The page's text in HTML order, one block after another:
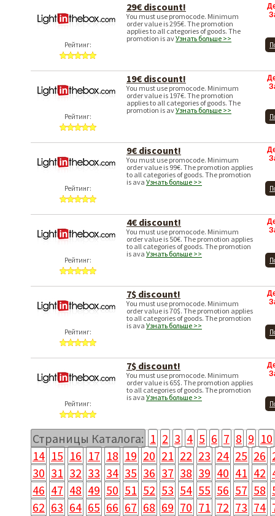
Рейтинг:
29€ discount!
You must use promocode. Minimum
order value is 295€. The promotion
applies to all categories of goods. The
promotion is avУзнать больше >>
Рейтинг:
19€ discount!
You must use promocode. Minimum
order value is 197€. The promotion
applies to all categories of goods. The
promotion is avУзнать больше >>
Рейтинг:
9€ discount!
You must use promocode. Minimum
order value is 99€. The promotion applies
to all categories of goods. The promotion
is ava Узнать больше >>
Рейтинг:
4€ discount!
You must use promocode. Minimum
order value is 50€. The promotion applies
to all categories of goods. The promotion
is ava Узнать больше >>
Рейтинг:
7$ discount!
You must use promocode. Minimum
order value is 70$. The promotion applies
to all categories of goods. The promotion
is ava Узнать больше >>
Рейтинг:
7$ discount!
You must use promocode. Minimum
order value is 65$. The promotion applies
to all categories of goods. The promotion
is ava Узнать больше >>
Страницы Каталога: 1 2 3 4 5 6 7 8 9 10
14 15 16 17 18 19 20 21 22 23 24 25 26
30 31 32 33 34 35 36 37 38 39 40 41 42
46 47 48 49 50 51 52 53 54 55 56 57 58
62 63 64 65 66 67 68 69 70 71 72 73 74